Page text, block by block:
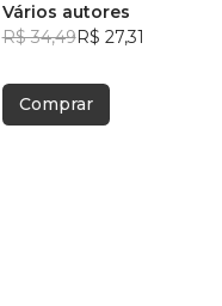
Vários autores
R$ 34,49R$ 27,31
Comprar